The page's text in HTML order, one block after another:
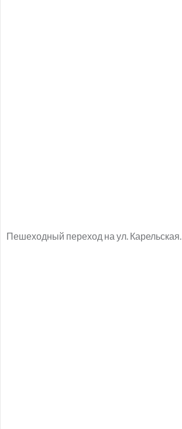
Пешеходный переход на ул. Карельская.